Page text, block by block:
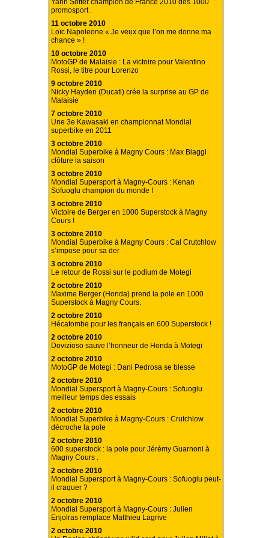
Yann Sotter champion de France 2010 des 1000
promosport .
11 octobre 2010
Loïc Napoleone « Je veux que l’on me donne ma
chance » !
10 octobre 2010
MotoGP de Malaisie : La victoire pour Valentino
Rossi, le titre pour Lorenzo
9 octobre 2010
Nicky Hayden (Ducati) crée la surprise au GP de
Malaisie
7 octobre 2010
Une 3e Kawasaki en championnat Mondial
superbike en 2011
3 octobre 2010
Mondial Superbike à Magny Cours : Max Biaggi
clôture la saison
3 octobre 2010
Mondial Supersport à Magny-Cours : Kenan
Sofuoglu champion du monde !
3 octobre 2010
Victoire de Berger en 1000 Superstock à Magny
Cours !
3 octobre 2010
Mondial Superbike à Magny Cours : Cal Crutchlow
s’impose pour sa der
3 octobre 2010
Le retour de Rossi sur le podium de Motegi
2 octobre 2010
Maxime Berger (Honda) prend la pole en 1000
Superstock à Magny Cours.
2 octobre 2010
Hécatombe pour les français en 600 Superstock !
2 octobre 2010
Dovizioso sauve l’honneur de Honda à Motegi
2 octobre 2010
MotoGP de Motegi : Dani Pedrosa se blesse
2 octobre 2010
Mondial Supersport à Magny-Cours : Sofuoglu
meilleur temps des essais
2 octobre 2010
Mondial Superbike à Magny-Cours : Crutchlow
décroche la pole
2 octobre 2010
600 superstock : la pole pour Jérémy Guarnoni à
Magny Cours .
2 octobre 2010
Mondial Supersport à Magny-Cours : Sofuoglu peut-
il craquer ?
2 octobre 2010
Mondial Supersport à Magny-Cours : Julien
Enjolras remplace Matthieu Lagrive
2 octobre 2010